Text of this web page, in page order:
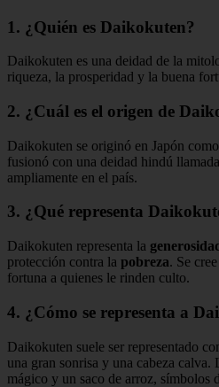
1. ¿Quién es Daikokuten?
Daikokuten es una deidad de la
riqueza, la prosperidad y la buena
2. ¿Cuál es el origen de
Daikokuten se originó en Japón
fusionó con una deidad hindú
ampliamente en el país.
3. ¿Qué representa
Daikokuten representa la
protección contra la pobreza. Se
fortuna a quienes le rinden culto.
4. ¿Cómo se representa a
Daikokuten suele ser representado
una gran sonrisa y una cabeza
mágico y un saco de arroz, símbolos